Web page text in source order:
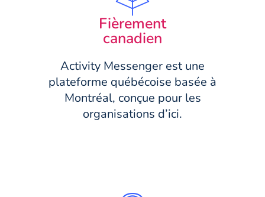
Fièrement
canadien
Activity Messenger est une
plateforme québécoise basée à
Montréal, conçue pour les
organisations d’ici.